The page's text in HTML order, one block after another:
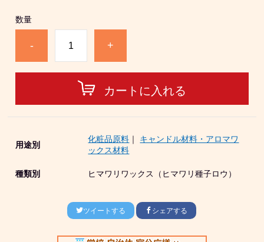
数量
- +
カートに入れる
用途別
化粧品原料 ｜ キャンドル材料・アロマワ
ックス材料
種類別 ヒマワリワックス（ヒマワリ種子ロウ）
ツイートする シェアする